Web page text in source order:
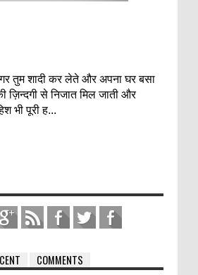
तुम शादी कर लेते और अपना घर बसा
ज़िन्दगी से निजात मिल जाती और
भी पूरी ह...
COMMENTS